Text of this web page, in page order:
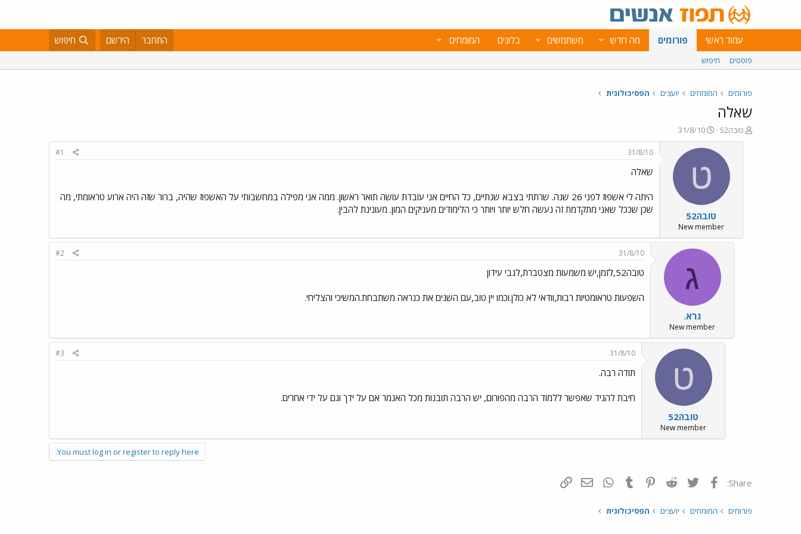
עמוד ראשי פורומים מה חדש משתמשים בלוגים המומחים התחבר הירשם חיפוש
פוסטים חיפוש
פורומים המומחים יועצים הפסיכולוגית
שאלה
פ
ו
טובה52
פ
ו
ר
ם
ב
א
ר
י
ך
31/8/10
ט
טובה52
New member
31/8/10
#1
שאלה
היתה לי אשפוז לפני 26 שנה. שרתתי בצבא שנתיים, כל החיים אני עובדת עושה תואר ראשון. ממה אני מפילה במחשבותי על האשפוז שהיה, ברור שזה היה ארוע טראומתי, מה
שכן שככל שאני מתקדמת זה נעשה חלש יותר ויותר כי הלימודים מעניקים המון. מעונינת להבין.
ג
גרא.
New member
31/8/10
#2
טובה52,לזמן,יש משמעות מצטברת,לגבי עידון
השפעות טראומטיות רבות,וודאי לא כולן.וכמו יין טוב,עם השנים את כנראה משתבחת.המשיכי והצליחי.
ט
טובה52
New member
31/8/10
#3
תודה רבה.
חיבת להגיד שאפשר ללמוד הרבה מהפורום, יש הרבה תובנות מכל האנמר אם על ידך וגם על ידי אחרים.
You must log in or register to reply here.
Share: פייסבוק Twitter
Reddit
Pinterest
Tumblr
WhatsAppדואר אלקטרוני
פורומים המומחים יועצים הפסיכולוגית